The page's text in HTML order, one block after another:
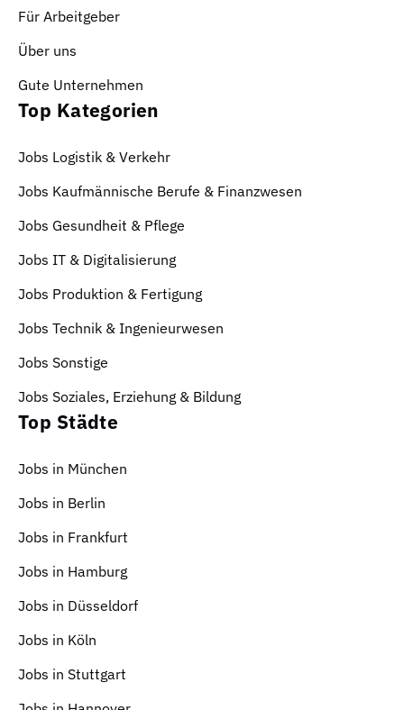
Für Arbeitgeber
Über uns
Gute Unternehmen
Top Kategorien
Jobs Logistik & Verkehr
Jobs Kaufmännische Berufe & Finanzwesen
Jobs Gesundheit & Pflege
Jobs IT & Digitalisierung
Jobs Produktion & Fertigung
Jobs Technik & Ingenieurwesen
Jobs Sonstige
Jobs Soziales, Erziehung & Bildung
Top Städte
Jobs in München
Jobs in Berlin
Jobs in Frankfurt
Jobs in Hamburg
Jobs in Düsseldorf
Jobs in Köln
Jobs in Stuttgart